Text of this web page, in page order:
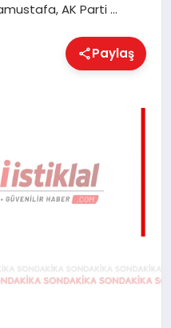
AK Parti …
Paylaş